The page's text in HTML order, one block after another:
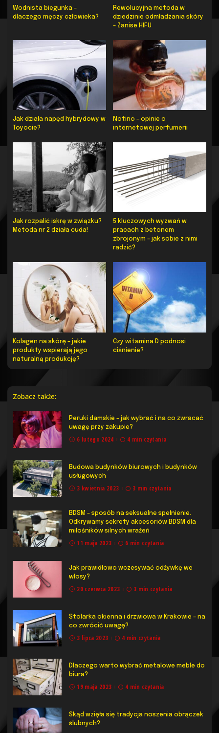
Wodnista biegunka –
dlaczego męczy człowieka?
Rewolucyjna metoda w
dziedzinie odmładzania skóry
– Zanise HIFU
Jak działa napęd hybrydowy w
Toyocie?
Notino – opinie o
internetowej perfumerii
Jak rozpalić iskrę w związku?
Metoda nr 2 działa cuda!
5 kluczowych wyzwań w
pracach z betonem
zbrojonym – jak sobie z nimi
radzić?
Kolagen na skórę – jakie
produkty wspierają jego
naturalną produkcję?
Czy witamina D podnosi
ciśnienie?
Zobacz także:
Peruki damskie – jak wybrać i na co zwracać
uwagę przy zakupie?
6 lutego 2024 4 min czytania
Budowa budynków biurowych i budynków
usługowych
3 kwietnia 2023 3 min czytania
BDSM – sposób na seksualne spełnienie.
Odkrywamy sekrety akcesoriów BDSM dla
miłośników silnych wrażeń
11 maja 2023 6 min czytania
Jak prawidłowo wczesywać odżywkę we
włosy?
20 czerwca 2023 3 min czytania
Stolarka okienna i drzwiowa w Krakowie – na
co zwrócić uwagę?
3 lipca 2023 4 min czytania
Dlaczego warto wybrać metalowe meble do
biura?
19 maja 2023 4 min czytania
Skąd wzięła się tradycja noszenia obrączek
ślubnych?